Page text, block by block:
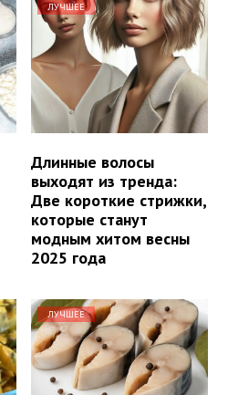
ЛУЧШЕЕ
Длинные волосы
выходят из тренда:
Две короткие стрижки,
которые станут
модным хитом весны
2025 года
ЛУЧШЕЕ